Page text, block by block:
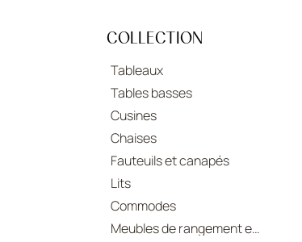
COLLECTION
Tableaux
Tables basses
Cusines
Chaises
Fauteuils et canapés
Lits
Commodes
Meubles de rangement et buffets